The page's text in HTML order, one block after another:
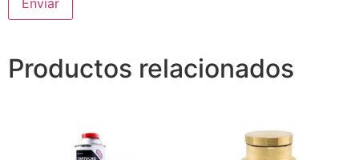
Productos relacionados